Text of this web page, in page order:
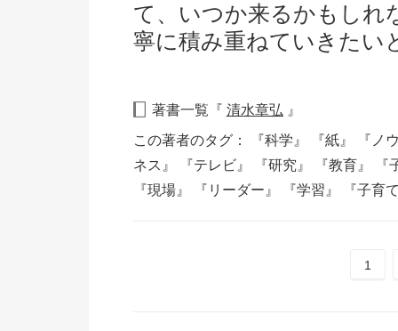
て、いつか来るかもしれ
寧に積み重ねていきたい
著書一覧『 清水章弘 』
この著者のタグ：
『科学』 『紙』
『ノ
ネス』
『テレビ』 『研究』 『教育』
『現場』
『リーダー』 『学習』 『子育
1